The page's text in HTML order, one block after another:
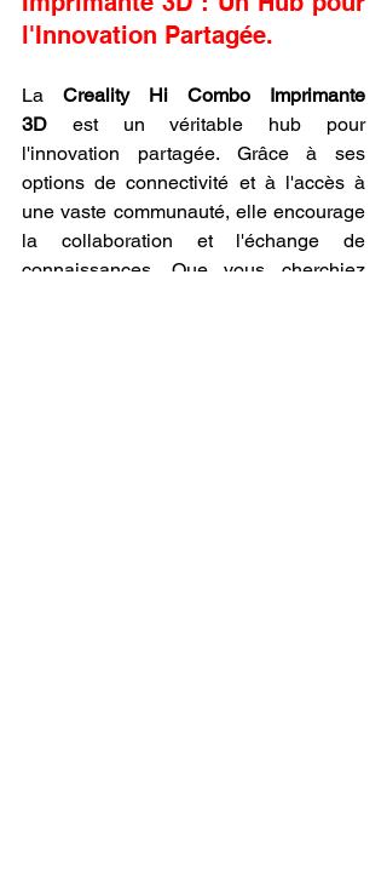
l'Innovation Partagée.
La Creality Hi Combo Imprimante
3D est un véritable hub pour
l'innovation partagée. Grâce à ses
options de connectivité et à l'accès à
une vaste communauté, elle encourage
la collaboration et l'échange de
connaissances. Que vous cherchiez